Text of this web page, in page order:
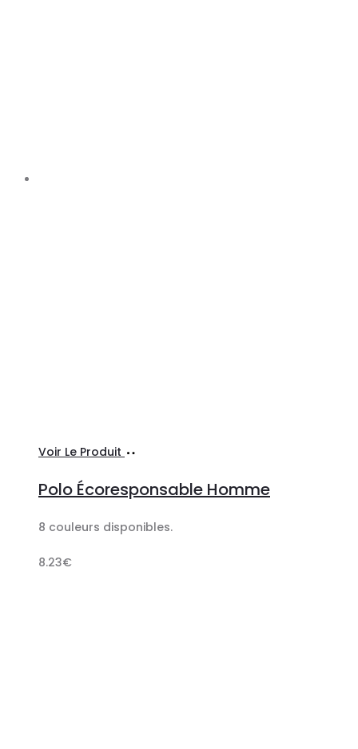
Voir Le Produit
panier
Polo Écoresponsable Homme
8 couleurs disponibles.
8.23€